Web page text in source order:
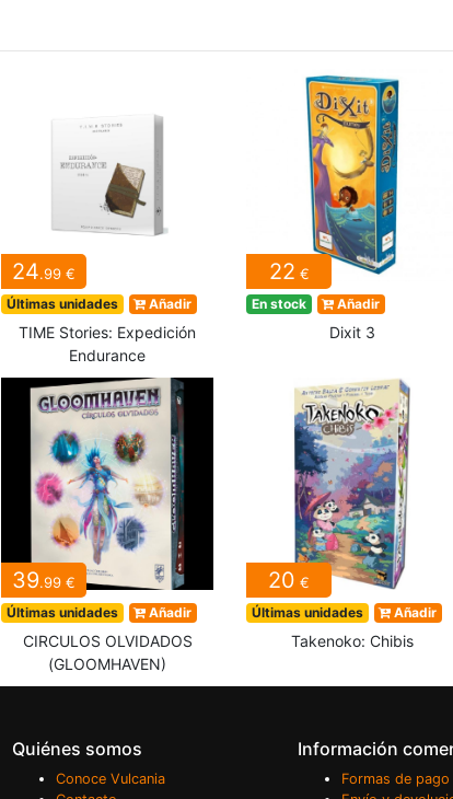
24.99 €
Últimas unidades Añadir
TIME Stories: Expedición
Endurance
22 €
En stock Añadir
Dixit 3
39.99 €
Últimas unidades Añadir
CIRCULOS OLVIDADOS
(GLOOMHAVEN)
20 €
Últimas unidades Añadir
Takenoko: Chibis
Quiénes somos
Conoce Vulcania
Información
Formas de pago